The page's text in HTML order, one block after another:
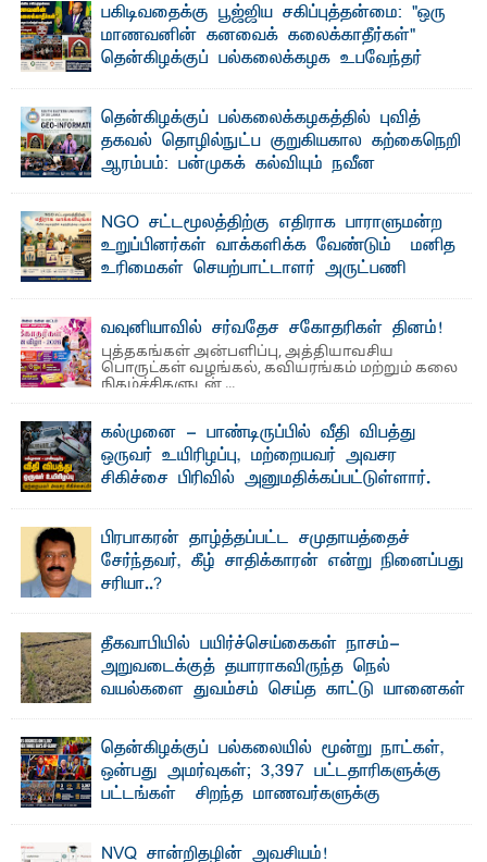
பகிடிவதைக்கு பூஜ்ஜிய சகிப்புத்தன்மை: "ஒரு
மாணவனின் கனவைக் கலைக்காதீர்கள்" –
தென்கிழக்குப் பல்கலைக்கழக உபவேந்தர்
"ஒ ரு மாணவனின் அல்லது மாணவியின் கனவு என்னால்
கலைக்கப்படாது" என்ற உறுதியை ஒவ்வொரு மாணவரும் ...
தென்கிழக்குப் பல்கலைக்கழகத்தில் புவித்
தகவல் தொழில்நுட்ப குறுகியகால கற்கைநெறி
ஆரம்பம்: பன்முகக் கல்வியும் நவீன
பேராசிரியர் எம். எம். பாஸில்
தெ ன்கிழக்குப் பல்கலைக்கழகத்தின் கலை மற்றும் கலாசார
பீடத்தின் புவியியல் துறையினால் ...
NGO சட்டமூலத்திற்கு எதிராக பாராளுமன்ற
உறுப்பினர்கள் வாக்களிக்க வேண்டும் – மனித
உரிமைகள் செயற்பாட்டாளர் அருட்பணி
ஜே. எப். காமிலா பேகம்- இ லங்கை அரசாங்கம் அரசுசாரா
அமைப்புகள் (NGO) தொடர்பான புதிய சட்டமூலத்தை ...
வவுனியாவில் சர்வதேச சகோதரிகள் தினம்!
புத்தகங்கள் அன்பளிப்பு, அத்தியாவசிய
பொருட்கள் வழங்கல், கவியரங்கம் மற்றும் கலை
நிகழ்ச்சிகளுடன் ...
கல்முனை - பாண்டிருப்பில் வீதி விபத்து
ஒருவர் உயிரிழப்பு, மற்றையவர் அவசர
சிகிச்சை பிரிவில் அனுமதிக்கப்பட்டுள்ளார்.
பாண்டிருப்பு ...பிரபாகரன் தாழ்த்தப்பட்ட சமுதாயத்தைச்
சேர்ந்தவர், கீழ் சாதிக்காரன் என்று நினைப்பது
சரியா..?
தீகவாபியில் பயிர்ச்செய்கைகள் நாசம்-
அறுவடைக்குத் தயாராகவிருந்த நெல்
வயல்களை துவம்சம் செய்த காட்டு யானைகள்
காணப்பட்ட பல ...தென்கிழக்குப் பல்கலையில் மூன்று நாட்கள்,
ஒன்பது அமர்வுகள்; 3,397 பட்டதாரிகளுக்கு
பட்டங்கள் – சிறந்த மாணவர்களுக்கு
மற்றும் சிறப்புப் பரிசுகள்
NVQ சான்றிதழின் அவசியம்!